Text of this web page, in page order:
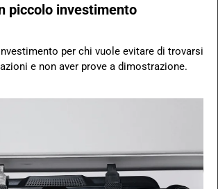
piccolo investimento
per chi vuole evitare di trovarsi
e non aver prove a dimostrazione.